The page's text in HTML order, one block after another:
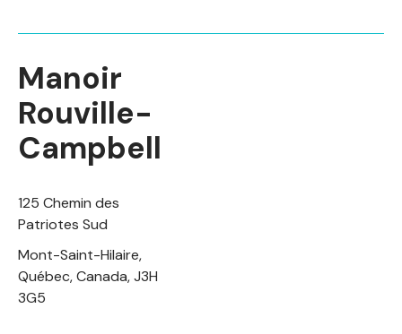
Manoir
Rouville-
Campbell
125 Chemin des
Patriotes Sud
Mont-Saint-Hilaire,
Québec, Canada, J3H
3G5